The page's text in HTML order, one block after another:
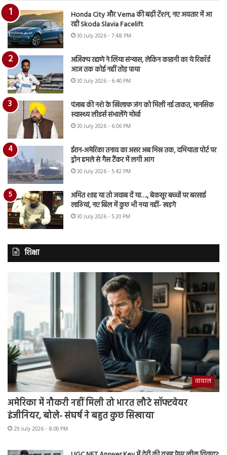
Honda City और Verna की बढ़ी टेंशन, नए अवतार में आ
रही Skoda Slavia Facelift
30 July 2026 - 7:48 PM
अजिंक्य रहाणे ने लिया संन्यास, लेकिन कप्तानी का ये रिकॉर्ड
आज तक कोई नहीं तोड़ पाया
30 July 2026 - 6:40 PM
पंजाब की नशे के खिलाफ जंग को मिली नई ताकत, मानसिक
स्वास्थ्य लीडर्स संभालेंगे मोर्चा
30 July 2026 - 6:06 PM
ईरान-अमेरिका तनाव का असर अब मिस्र तक, दमियाता पोर्ट पर
ड्रोन हमले से गैस टैंकर में लगी आग
30 July 2026 - 5:42 PM
अमित शाह या तो जवाब दें या…., बेकसूर बच्चों पर बरसाई
लाठियां, नए बिल में कुछ भी नया नहीं- खड़गे
30 July 2026 - 5:20 PM
शिक्षा
वायरल
अमेरिका में नौकरी नहीं मिली तो भारत लौटे सॉफ्टवेयर
इंजीनियर, बोले- संघर्ष ने बहुत कुछ सिखाया
29 July 2026 - 8:00 PM